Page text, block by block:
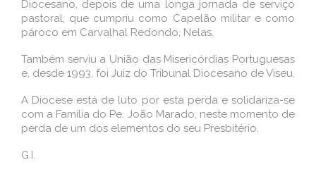
Diocesano, depois de uma longa jornada de serviço
pastoral, que cumpriu como Capelão militar e como
pároco em Carvalhal Redondo, Nelas.
Também serviu a União das Misericórdias Portuguesas
e, desde 1993, foi Juiz do Tribunal Diocesano de Viseu.
A Diocese está de luto por esta perda e solidariza-se
com a Família do Pe. João Marado, neste momento de
perda de um dos elementos do seu Presbitério.
G.I.